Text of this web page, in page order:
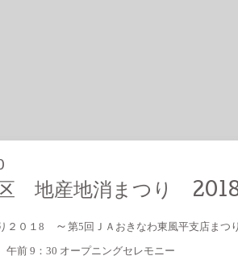
地産地消まつり 2018
２０１8 ～ 第5回ＪＡおきなわ東風平支店まつ
9：30 オープニングセレモニー